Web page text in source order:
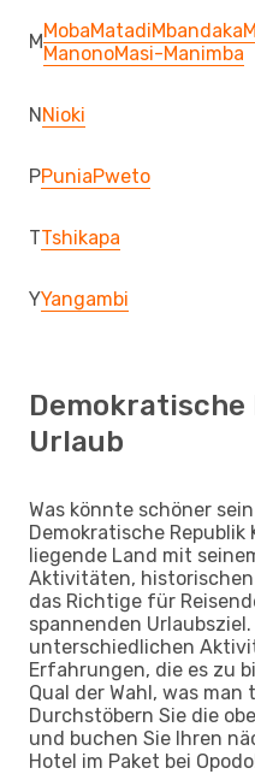
MMobaMatadiMbandaka
ManonoMasi-Manimba
NNioki
PPuniaPweto
TTshikapa
YYangambi
Demokratische
Urlaub
Was könnte schöner
Demokratische Republik
liegende Land mit
Aktivitäten,
das Richtige für
spannenden
unterschiedlichen
Erfahrungen, die es zu
Qual der Wahl, was
Durchstöbern Sie die
und buchen Sie Ihren
Hotel im Paket bei